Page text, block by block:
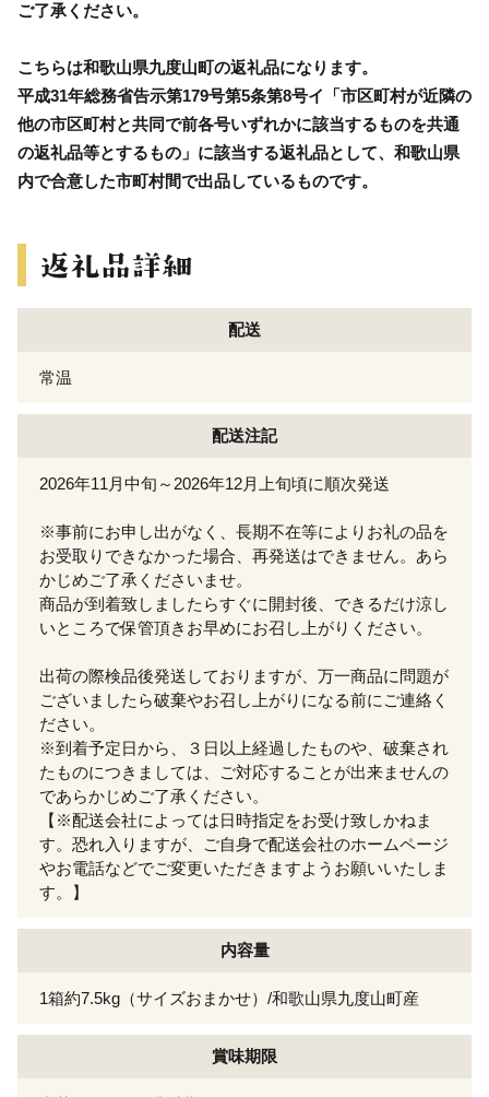
ご了承ください。
こちらは和歌山県九度山町の返礼品になります。
平成31年総務省告示第179号第5条第8号イ「市区町村が近隣の
他の市区町村と共同で前各号いずれかに該当するものを共通
の返礼品等とするもの」に該当する返礼品として、和歌山県
内で合意した市町村間で出品しているものです。
配送
常温
配送注記
2026年11月中旬～2026年12月上旬頃に順次発送
※事前にお申し出がなく、長期不在等によりお礼の品を
お受取りできなかった場合、再発送はできません。あら
かじめご了承くださいませ。
商品が到着致しましたらすぐに開封後、できるだけ涼し
いところで保管頂きお早めにお召し上がりください。
出荷の際検品後発送しておりますが、万一商品に問題が
ございましたら破棄やお召し上がりになる前にご連絡く
ださい。
※到着予定日から、３日以上経過したものや、破棄され
たものにつきましては、ご対応することが出来ませんの
であらかじめご了承ください。
【※配送会社によっては日時指定をお受け致しかねま
す。恐れ入りますが、ご自身で配送会社のホームページ
やお電話などでご変更いただきますようお願いいたしま
す。】
内容量
1箱約7.5kg（サイズおまかせ）/和歌山県九度山町産
賞味期限